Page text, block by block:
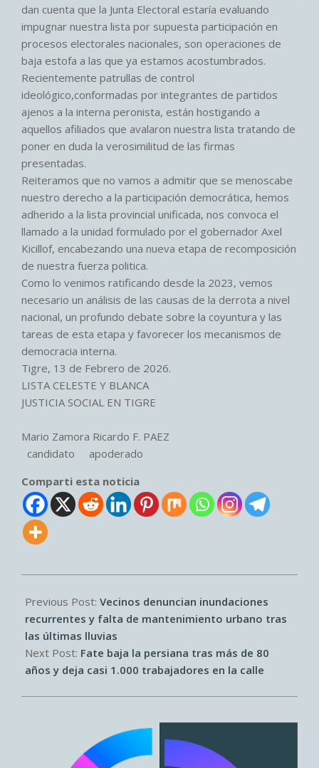
dan cuenta que la Junta Electoral estaría evaluando
impugnar nuestra lista por supuesta participación en
procesos electorales nacionales, son operaciones de
baja estofa a las que ya estamos acostumbrados.
Recientemente patrullas de control
ideológico,conformadas por integrantes de partidos
ajenos a la interna peronista, están hostigando a
aquellos afiliados que avalaron nuestra lista tratando de
poner en duda la verosimilitud de las firmas
presentadas.
Reiteramos que no vamos a admitir que se menoscabe
nuestro derecho a la participación democrática, hemos
adherido a la lista provincial unificada, nos convoca el
llamado a la unidad formulado por el gobernador Axel
Kicillof, encabezando una nueva etapa de recomposición
de nuestra fuerza politica.
Como lo venimos ratificando desde la 2023, vemos
necesario un análisis de las causas de la derrota a nivel
nacional, un profundo debate sobre la coyuntura y las
tareas de esta etapa y favorecer los mecanismos de
democracia interna.
Tigre, 13 de Febrero de 2026.
LISTA CELESTE Y BLANCA
JUSTICIA SOCIAL EN TIGRE
Mario Zamora Ricardo F. PAEZ
candidato apoderado
Comparti esta noticia
02-
15
Previous Post: Vecinos denuncian inundaciones
recurrentes y falta de mantenimiento urbano tras
las últimas lluvias
Next Post: Fate baja la persiana tras más de 80
años y deja casi 1.000 trabajadores en la calle